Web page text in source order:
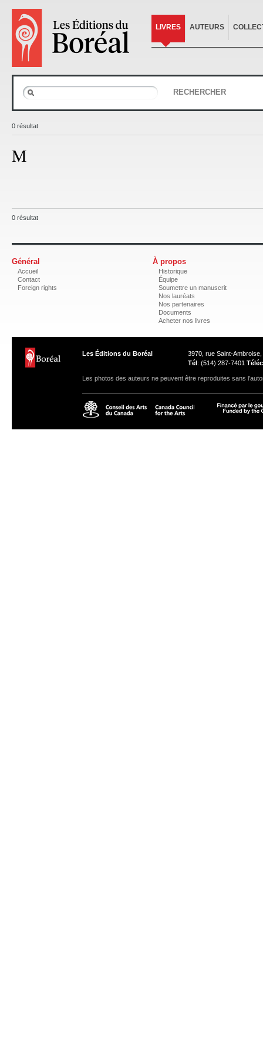
LIVRES AUTEURS
RECHERCHER
0 résultat
M
0 résultat
Général
Accueil
Contact
Foreign rights
À propos
Historique
Équipe
Soumettre un manuscrit
Nos lauréats
Nos partenaires
Documents
Acheter nos livres
Les Éditions du Boréal
3970, rue Saint-
Tél: (514) 287-7401 Téléc
Les photos des auteurs ne peuvent être reproduites sans